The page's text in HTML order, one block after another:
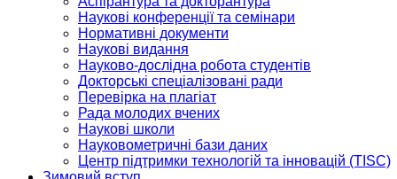
Наукові конференції та семінари
Нормативні документи
Наукові видання
Науково-дослідна робота студентів
Докторські спеціалізовані ради
Перевірка на плагіат
Рада молодих вчених
Наукові школи
Науковометричні бази даних
Центр підтримки технологій та інновацій (TISC)